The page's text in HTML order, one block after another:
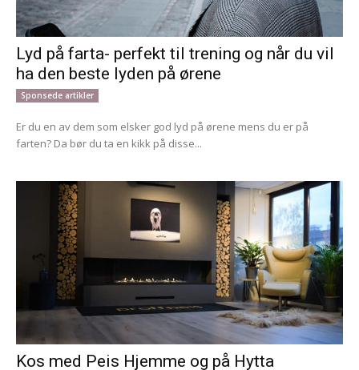
Lyd på farta- perfekt til trening og når du vil
ha den beste lyden på ørene
Sponsede artikler
Er du en av dem som elsker god lyd på ørene mens du er på
farten? Da bør du ta en kikk på disse...
Kos med Peis Hjemme og på Hytta